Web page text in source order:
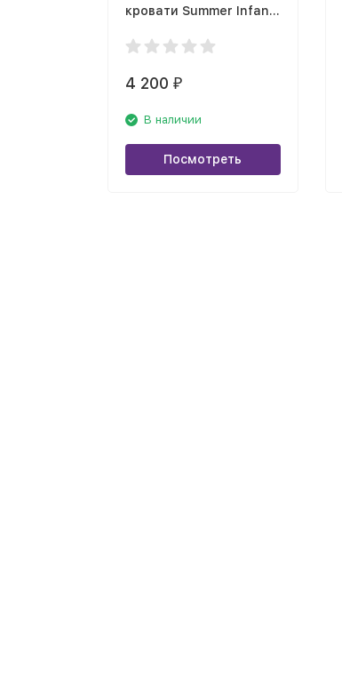
кровати Summer Infant
синий
4 200 ₽
В наличии
Посмотреть